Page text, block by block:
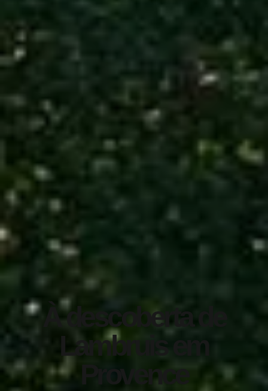
À descoberta de
Lambruis em
Provence